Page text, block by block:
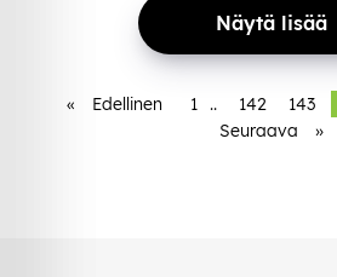
Näytä lisää
« Edellinen 1 .. 142 143
Seuraava
»